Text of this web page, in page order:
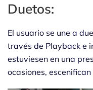
Duetos:
El usuario se une a
través de Playback e
estuviesen en una
ocasiones,